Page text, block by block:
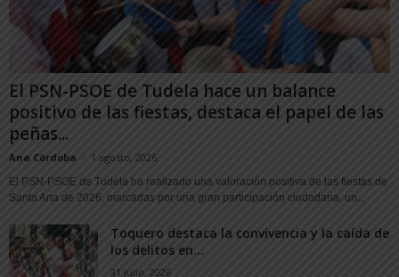
El PSN-PSOE de Tudela hace un balance
positivo de las fiestas, destaca el papel de las
peñas...
Ana Córdoba - 1 agosto, 2026
El PSN-PSOE de Tudela ha realizado una valoración positiva de las fiestas de
Santa Ana de 2026, marcadas por una gran participación ciudadana, un...
Toquero destaca la convivencia y la caída de
los delitos en...
31 julio, 2026